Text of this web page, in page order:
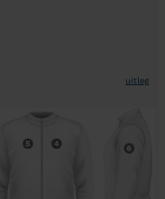
uitleg